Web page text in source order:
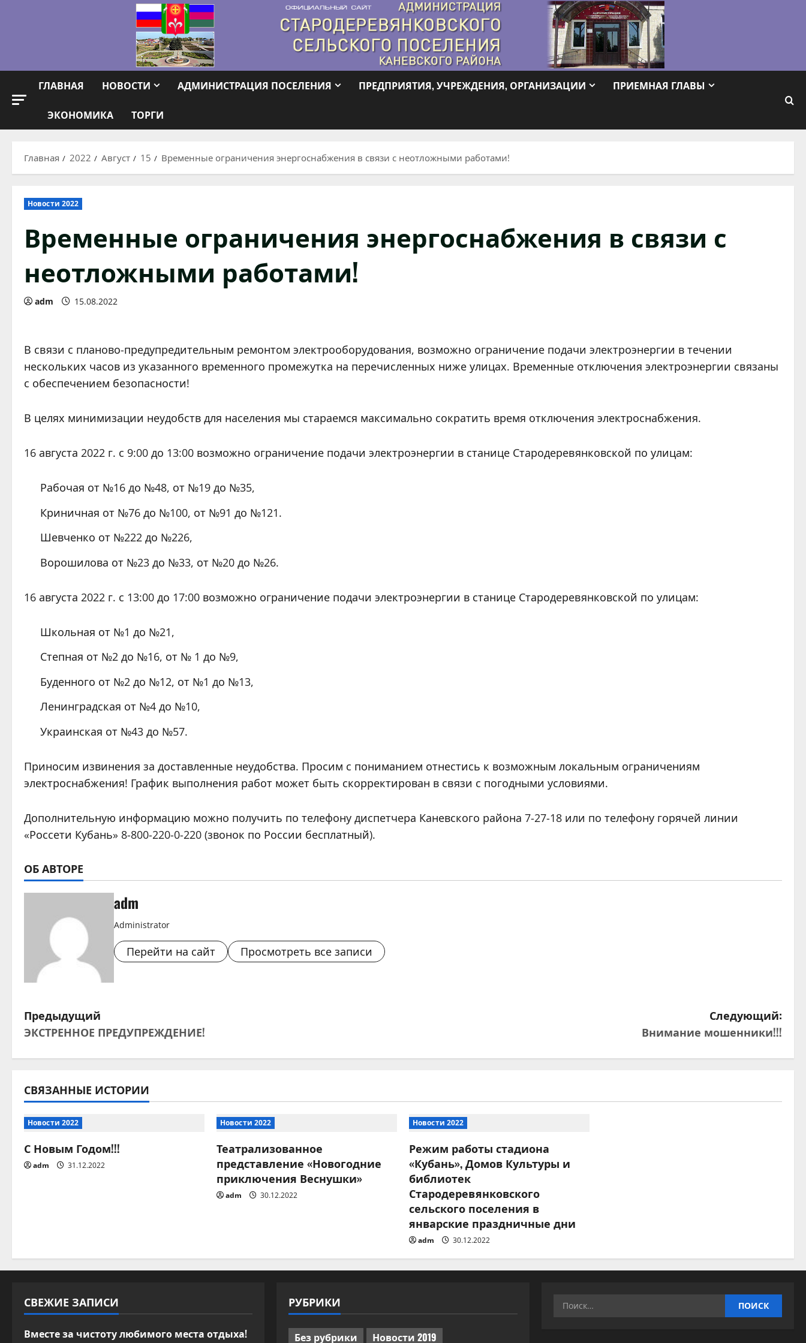
ГЛАВНАЯ НОВОСТИ АДМИНИСТРАЦИЯ ПОСЕЛЕНИЯ ПРЕДПРИЯТИЯ, УЧРЕЖДЕНИЯ, ОРГАНИЗАЦИИ ПРИЕМНАЯ ГЛАВЫ
ЭКОНОМИКА ТОРГИ
Главная 2022 Август 15 Временные ограничения энергоснабжения в связи с неотложными работами!
Новости 2022
Временные ограничения энергоснабжения в связи с
неотложными работами!
adm 15.08.2022
В связи с планово-предупредительным ремонтом электрооборудования, возможно ограничение подачи электроэнергии в течении
нескольких часов из указанного временного промежутка на перечисленных ниже улицах. Временные отключения электроэнергии связаны
с обеспечением безопасности!
В целях минимизации неудобств для населения мы стараемся максимально сократить время отключения электроснабжения.
16 августа 2022 г. с 9:00 до 13:00 возможно ограничение подачи электроэнергии в станице Стародеревянковской по улицам:
Рабочая от №16 до №48, от №19 до №35,
Криничная от №76 до №100, от №91 до №121.
Шевченко от №222 до №226,
Ворошилова от №23 до №33, от №20 до №26.
16 августа 2022 г. с 13:00 до 17:00 возможно ограничение подачи электроэнергии в станице Стародеревянковской по улицам:
Школьная от №1 до №21,
Степная от №2 до №16, от № 1 до №9,
Буденного от №2 до №12, от №1 до №13,
Ленинградская от №4 до №10,
Украинская от №43 до №57.
Приносим извинения за доставленные неудобства. Просим с пониманием отнестись к возможным локальным ограничениям
электроснабжения! График выполнения работ может быть скорректирован в связи с погодными условиями.
Дополнительную информацию можно получить по телефону диспетчера Каневского района 7-27-18 или по телефону горячей линии
«Россети Кубань» 8-800-220-0-220 (звонок по России бесплатный).
ОБ АВТОРЕ
adm
Administrator
Перейти на сайт Просмотреть все записи
Н
а
в
и
г
а
ц
о
з
а
Предыдущий
ЭКСТРЕННОЕ ПРЕДУПРЕЖДЕНИЕ!
Следующий:
Внимание мошенники!!!
СВЯЗАННЫЕ ИСТОРИИ
Новости 2022
С Новым Годом!!!
adm 31.12.2022
Новости 2022
Театрализованное
представление «Новогодние
приключения Веснушки»
adm 30.12.2022
Новости 2022
Режим работы стадиона
«Кубань», Домов Культуры и
библиотек
Стародеревянковского
сельского поселения в
январские праздничные дни
adm 30.12.2022
СВЕЖИЕ ЗАПИСИ
Вместе за чистоту любимого места отдыха!
РУБРИКИ
Без рубрики Новости 2019
Найти: